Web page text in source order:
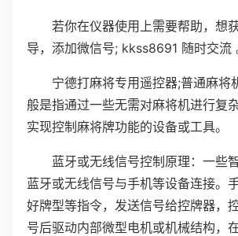
若你在仪器使用上需要帮助，想
导，添加微信号; kkss8691 随时交流
宁德打麻将专用遥控器;普通麻将
般是指通过一些无需对麻将机进行复
实现控制麻将牌功能的设备或工具。
蓝牙或无线信号控制原理：一些
蓝牙或无线信号与手机等设备连接。
好牌型等指令，发送信号给控牌器，
号后驱动内部微型电机或机械结构，